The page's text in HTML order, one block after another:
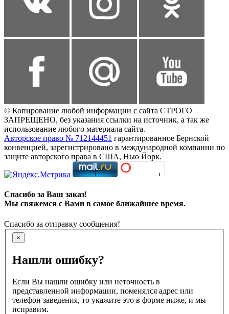
© Копирование любой информации с сайта СТРОГО
ЗАПРЕЩЕНО, без указания ссылки на источник, а так же
использование любого материала сайта.
Авторское право № 712144451 гарантированное Бернской
конвенцией, зарегистрировано в международной компании по
защите авторского права в США, Нью Йорк.
Спасибо за Ваш заказ!
Мы свяжемся с Вами в самое ближайшее время.
Спасибо за отправку сообщения!
×
Нашли ошибку?
Если Вы нашли ошибку или неточность в
представленной информации, поменялся адрес или
телефон заведения, то укажите это в форме ниже, и мы
исправим.